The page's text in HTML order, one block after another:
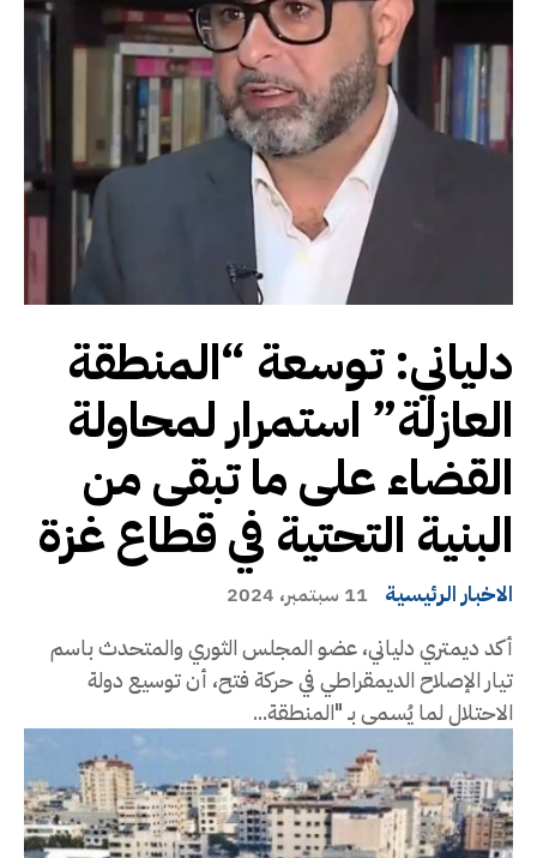
دلياني: توسعة “المنطقة
العازلة” استمرار لمحاولة
القضاء على ما تبقى من
البنية التحتية في قطاع غزة
الاخبار الرئيسية 11 سبتمبر، 2024
‫أكد ديمتري دلياني، عضو المجلس الثوري والمتحدث باسم
تيار الإصلاح الديمقراطي في حركة فتح، أن توسيع دولة
الاحتلال لما يُسمى بـ "المنطقة...